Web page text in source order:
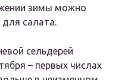
зимы можно
салата.
сельдерей
– первых числах